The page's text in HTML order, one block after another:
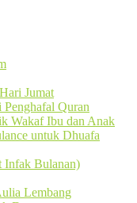
Jumat
Quran
Wakaf Ibu dan Anak
untuk Dhuafa
Infak Bulanan)
Lembang